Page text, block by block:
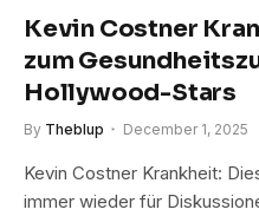
Kevin Costner
zum
Hollywood-Stars
By Theblup December 1, 2025
Kevin Costner Krankheit:
immer wieder für